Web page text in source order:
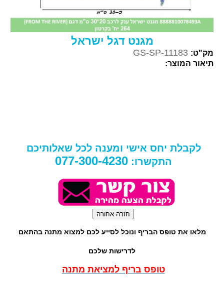
מגנט דגל ישראל
מק"ט: GS-SP-11183
תיאור המוצר:
לקבלת יחס אישי ומענה לכל שאלותיכם
התקשרו: 077-300-4230
מלאו את טופס הבריף ונוכל לסייע לכם למצוא מתנה בהתאם
לדרישות שלכם
טופס בריף למציאת מתנה